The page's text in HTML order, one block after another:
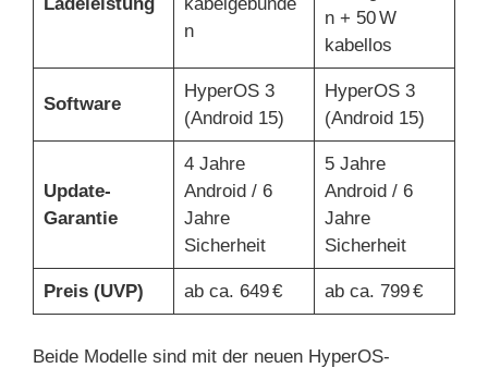
n
n + 50 W
kabellos
Software
HyperOS 3
(Android 15)
HyperOS 3
(Android 15)
Update-
Garantie
4 Jahre
Android / 6
Jahre
Sicherheit
5 Jahre
Android / 6
Jahre
Sicherheit
Preis (UVP) ab ca. 649 € ab ca. 799 €
Beide Modelle sind mit der neuen HyperOS-